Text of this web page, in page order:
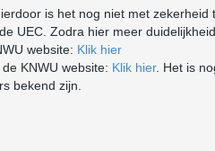
is het nog niet met zekerheid
UEC. Zodra hier meer
website: Klik hier
KNWU website: Klik hier. Het is
bekend zijn.